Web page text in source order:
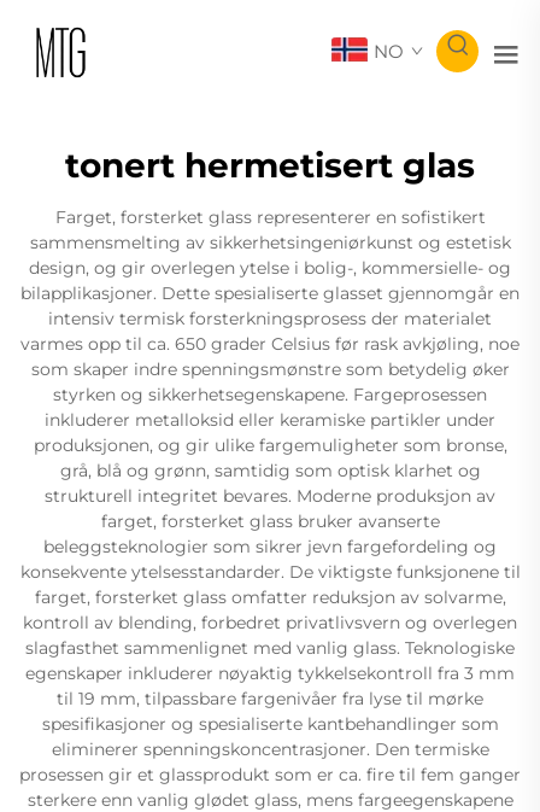
NO
tonert hermetisert glas
Farget, forsterket glass representerer en sofistikert
sammensmelting av sikkerhetsingeniørkunst og estetisk
design, og gir overlegen ytelse i bolig-, kommersielle- og
bilapplikasjoner. Dette spesialiserte glasset gjennomgår en
intensiv termisk forsterkningsprosess der materialet
varmes opp til ca. 650 grader Celsius før rask avkjøling, noe
som skaper indre spenningsmønstre som betydelig øker
styrken og sikkerhetsegenskapene. Fargeprosessen
inkluderer metalloksid eller keramiske partikler under
produksjonen, og gir ulike fargemuligheter som bronse,
grå, blå og grønn, samtidig som optisk klarhet og
strukturell integritet bevares. Moderne produksjon av
farget, forsterket glass bruker avanserte
beleggsteknologier som sikrer jevn fargefordeling og
konsekvente ytelsesstandarder. De viktigste funksjonene til
farget, forsterket glass omfatter reduksjon av solvarme,
kontroll av blending, forbedret privatlivsvern og overlegen
slagfasthet sammenlignet med vanlig glass. Teknologiske
egenskaper inkluderer nøyaktig tykkelsekontroll fra 3 mm
til 19 mm, tilpassbare fargenivåer fra lyse til mørke
spesifikasjoner og spesialiserte kantbehandlinger som
eliminerer spenningskoncentrasjoner. Den termiske
prosessen gir et glassprodukt som er ca. fire til fem ganger
sterkere enn vanlig glødet glass, mens fargeegenskapene